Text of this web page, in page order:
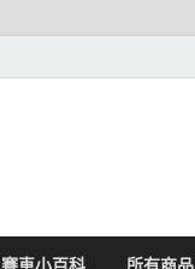
賽車小百科 所有商品